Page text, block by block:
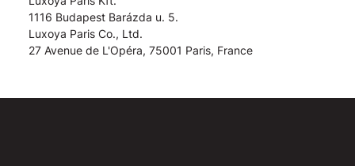
1116 Budapest Barázda u. 5.
Luxoya Paris Co., Ltd.
27 Avenue de L'Opéra, 75001 Paris, France